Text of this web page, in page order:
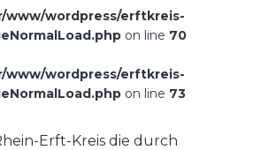
www/wordpress/erftkreis-
on line 70
www/wordpress/erftkreis-
on line 73
Erft-Kreis die durch